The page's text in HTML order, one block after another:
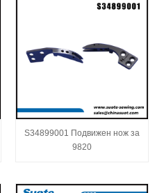
S34899001 Подвижен нож за
9820